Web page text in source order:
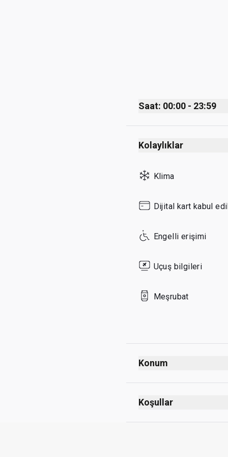
Saat: 00:00 - 23:59
Monday
Tuesday
Thursday
Friday
Sunday
Kolaylıklar
Klima
Dijital kart kabul
Engelli erişimi
Uçuş bilgileri
Meşrubat
Konum
Koşullar